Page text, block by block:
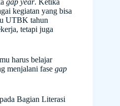
kegiatan yang bisa
UTBK tahun
tetapi juga
harus belajar
menjalani fase gap
Bagian Literasi